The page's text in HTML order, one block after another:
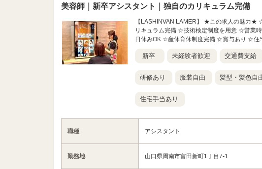
美容師｜新卒アシスタント｜独自のカリキュラム完備
【LASHINVAN LAMER】 ★この求人の魅力
リキュラム完備 ☆技術検定制度を用意 ☆営業
日休みOK ☆産休育休制度完備 ☆賞与あり ☆住
新卒 未経験者歓迎 交通費支給
研修あり 服装自由 髪型・髪色自
住宅手当あり
職種 アシスタント
勤務地 山口県周南市富田新町1丁目7-1